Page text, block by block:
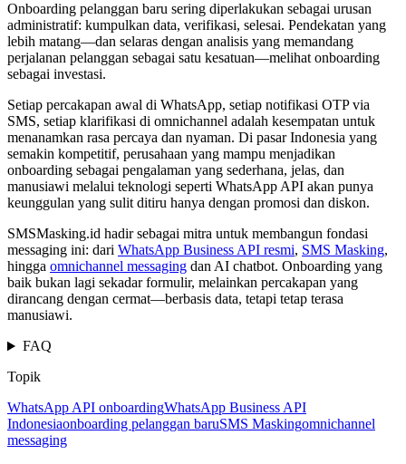
Onboarding pelanggan baru sering diperlakukan sebagai urusan
administratif: kumpulkan data, verifikasi, selesai. Pendekatan yang
lebih matang—dan selaras dengan analisis yang memandang
perjalanan pelanggan sebagai satu kesatuan—melihat onboarding
sebagai investasi.
Setiap percakapan awal di WhatsApp, setiap notifikasi OTP via
SMS, setiap klarifikasi di omnichannel adalah kesempatan untuk
menanamkan rasa percaya dan nyaman. Di pasar Indonesia yang
semakin kompetitif, perusahaan yang mampu menjadikan
onboarding sebagai pengalaman yang sederhana, jelas, dan
manusiawi melalui teknologi seperti WhatsApp API akan punya
keunggulan yang sulit ditiru hanya dengan promosi dan diskon.
SMSMasking.id hadir sebagai mitra untuk membangun fondasi
messaging ini: dari WhatsApp Business API resmi, SMS Masking,
hingga omnichannel messaging dan AI chatbot. Onboarding yang
baik bukan lagi sekadar formulir, melainkan percakapan yang
dirancang dengan cermat—berbasis data, tetapi tetap terasa
manusiawi.
FAQ
Topik
WhatsApp API onboardingWhatsApp Business API
Indonesiaonboarding pelanggan baruSMS Maskingomnichannel
messaging